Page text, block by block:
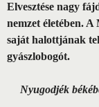
Elvesztése nagy
nemzet életében.
saját halottjának
gyászlobogót.
Nyugodjék